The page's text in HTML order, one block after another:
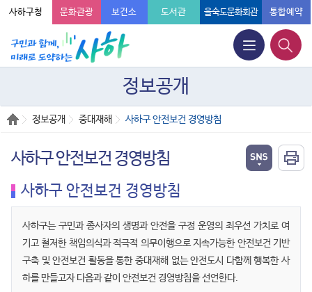
사하구청 문화관광 보건소 도서관 을숙도문화회관 통합예약
정보공개
정보공개 중대재해 사하구 안전보건 경영방침
사하구 안전보건 경영방침
사하구 안전보건 경영방침
사하구는 구민과 종사자의 생명과 안전을 구정 운영의 최우선 가치로 여
기고 철저한 책임의식과 적극적 의무이행으로 지속가능한 안전보건 기반
구축 및 안전보건 활동을 통한 중대재해 없는 안전도시 다함께 행복한 사
하를 만들고자 다음과 같이 안전보건 경영방침을 선언한다.